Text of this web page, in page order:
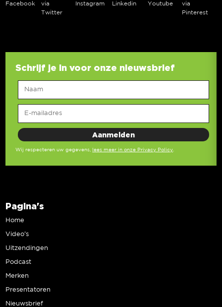
Facebook
via
Twitter
Instagram
Linkedin
Youtube
via
Pinterest
Schrijf je in voor onze nieuwsbrief
Wij respecteren uw gegevens, lees meer in onze Privacy Policy
Pagina's
Home
Video’s
Uitzendingen
Podcast
Merken
Presentatoren
Nieuwsbrief